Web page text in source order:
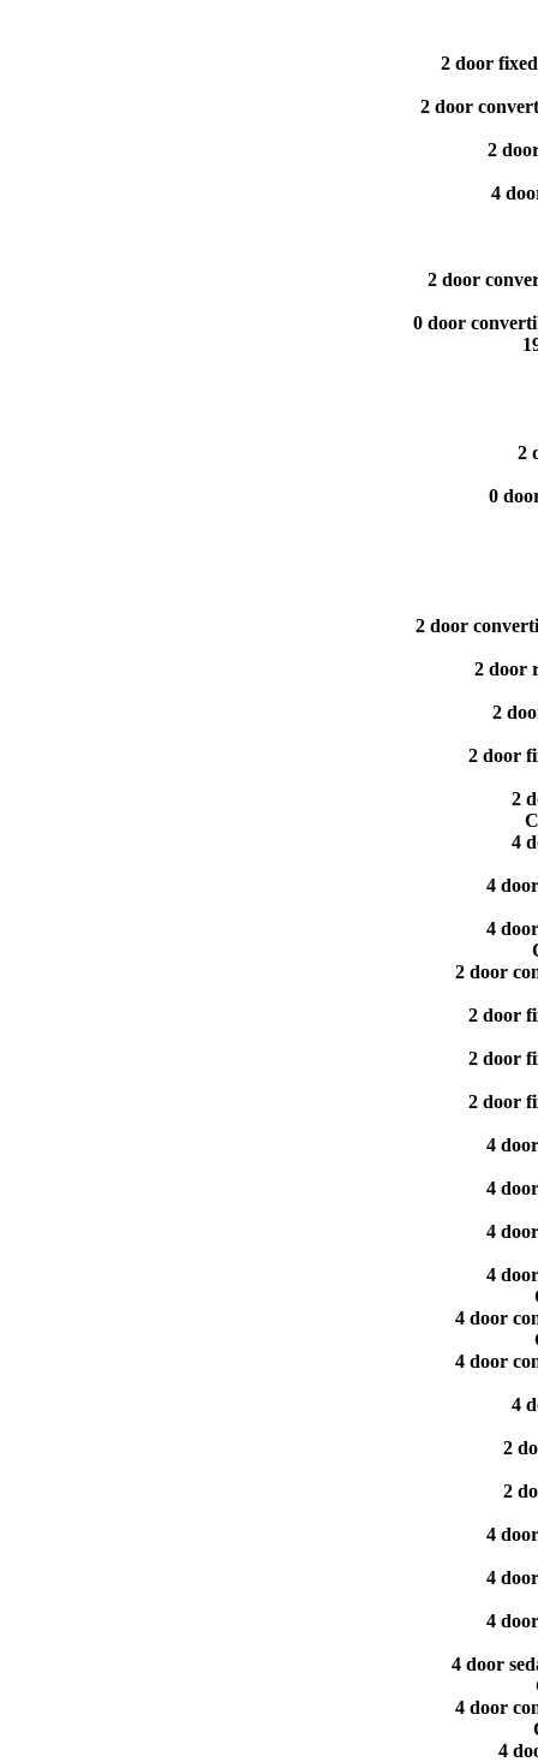
2 door
2 door
2
4
2 door
0 door
2
0
2 door
2 door
2
2 door
2
4
4
4
2 door
2 door
2 door
2 door
4
4
4
4
4 door
4 door
4
2
2
4
4
4
4 door
4 door
4